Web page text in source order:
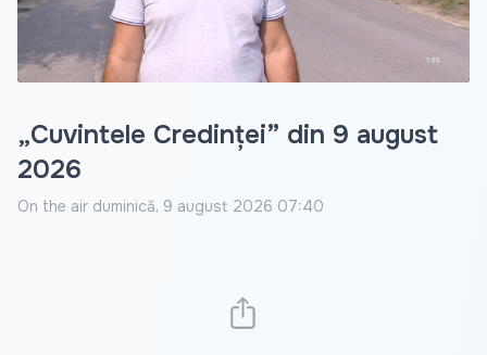
Video
„Cuvintele Credinței” din 9 august
2026
On the air duminică, 9 august 2026 07:40